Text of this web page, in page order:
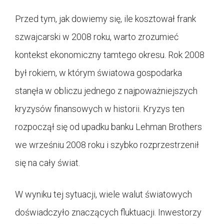
Przed tym, jak dowiemy się, ile kosztował frank
szwajcarski w 2008 roku, warto zrozumieć
kontekst ekonomiczny tamtego okresu. Rok 2008
był rokiem, w którym światowa gospodarka
stanęła w obliczu jednego z najpoważniejszych
kryzysów finansowych w historii. Kryzys ten
rozpoczął się od upadku banku Lehman Brothers
we wrześniu 2008 roku i szybko rozprzestrzenił
się na cały świat.
W wyniku tej sytuacji, wiele walut światowych
doświadczyło znaczących fluktuacji. Inwestorzy